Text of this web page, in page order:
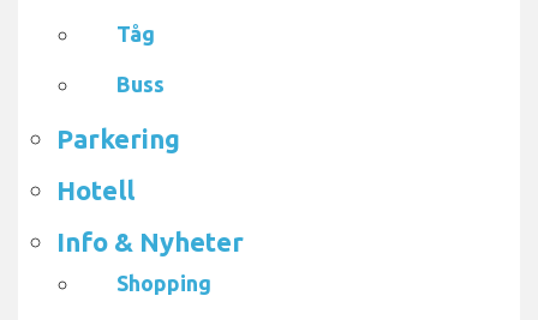
Tåg
Buss
Parkering
Hotell
Info & Nyheter
Shopping